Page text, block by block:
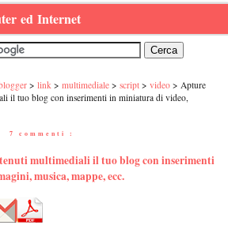
ed Internet
link multimediale script video
Apture
il tuo blog con inserimenti in miniatura di video,
7 commenti :
multimediali il tuo blog con inserimenti
musica, mappe, ecc.